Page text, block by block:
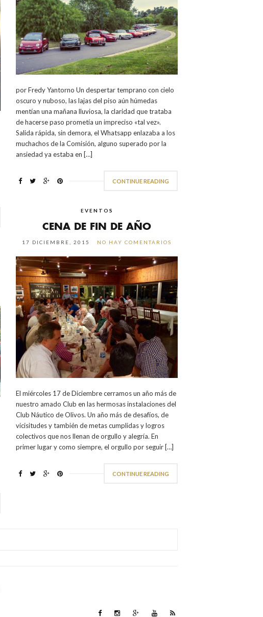
por Fredy Yantorno Un despertar temprano con cielo
oscuro y nuboso, las lajas del piso aún húmedas
mentían una mañana lluviosa, la claridad que trataba
de hacerse paso prometía un impreciso «tal vez».
Salida rápida, sin demora, el Whatsapp enlazaba a los
muchachos de la Comisión, alguno superado por la
ansiedad ya estaba en […]
CONTINUE READING
EVENTOS
CENA DE FIN DE AÑO
17 DICIEMBRE, 2015 NO HAY COMENTARIOS
El miércoles 17 de Diciembre cerramos un año más de
nuestro amado Club en las hermosas instalaciones del
Club Náutico de Olivos. Un año más de desafíos, de
vicisitudes y también de metas cumplidas y logros
colectivos que nos llenan de orgullo y alegría. En
primer lugar y como siempre, el orgullo por seguir […]
CONTINUE READING